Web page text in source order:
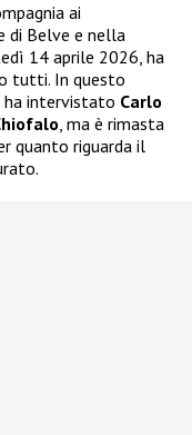
ai
di Belve e nella
14 aprile 2026, ha
tutti. In questo
ha intervistato Carlo
, ma è rimasta
quanto riguarda il